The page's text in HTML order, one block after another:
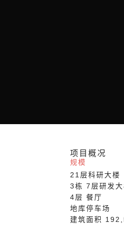
项目概况
规模
21层科研大楼
3栋 7层研发大
4层 餐厅
地库停车场
建筑面积